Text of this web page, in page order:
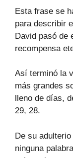
Esta frase se
para describir
David pasó de
recompensa
Así terminó la
más grandes
lleno de días,
29, 28.
De su
ninguna